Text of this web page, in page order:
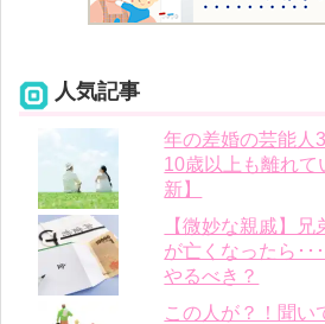
人気記事
年の差婚の芸能人
10歳以上も離れて
新】
【微妙な親戚】
が亡くなったら･･
やるべき？
この人が？！聞い